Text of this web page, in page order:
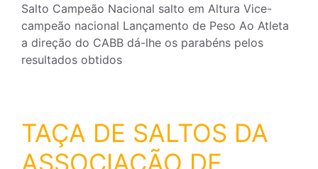
Salto Campeão Nacional salto em Altura Vice-
campeão nacional Lançamento de Peso Ao Atleta
a direção do CABB dá-lhe os parabéns pelos
resultados obtidos
TAÇA DE SALTOS DA
ASSOCIAÇÃO DE